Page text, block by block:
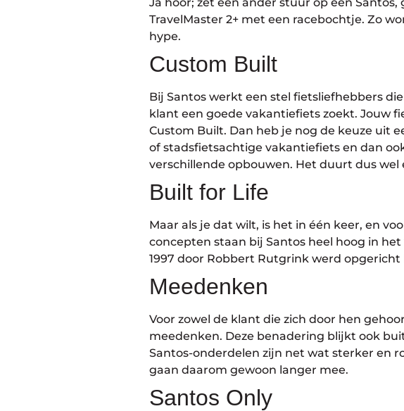
TravelMaster 2+ met een racebochtje. Zo
hype.
Custom Built
Bij Santos werkt een stel fietsliefhebbers
klant een goede vakantiefiets zoekt. Jouw
Custom Built. Dan heb je nog de keuze uit
of stadsfietsachtige vakantiefiets en dan
verschillende opbouwen. Het duurt dus
Built for Life
Maar als je dat wilt, is het in één keer, en
concepten staan bij Santos heel hoog in
1997 door Robbert Rutgrink werd
Meedenken
Voor zowel de klant die zich door hen
meedenken. Deze benadering blijkt ook
Santos-onderdelen zijn net wat sterker en
gaan daarom gewoon langer mee.
Santos Only